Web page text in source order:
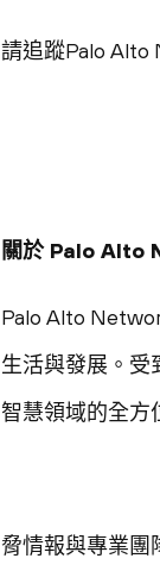
請追蹤Palo Alto
關於 Palo Alto
Palo Alto
生活與發展。受
智慧領域的全方
脅情報與專業團